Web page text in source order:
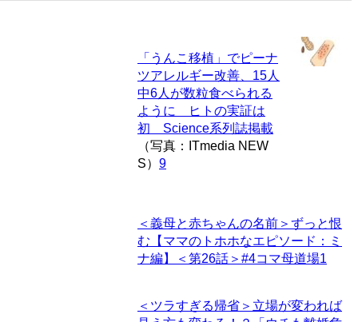
「うんこ移植」でピーナ
ツアレルギー改善、15人
中6人が数粒食べられる
ように ヒトの実証は
初 Science系列誌掲載
（写真：ITmedia NEW
S） 9
＜義母と赤ちゃんの名前＞ずっと恨
む【ママのトホホなエピソード：ミ
ナ編】＜第26話＞#4コマ母道場1
＜ツラすぎる帰省＞立場が変われば